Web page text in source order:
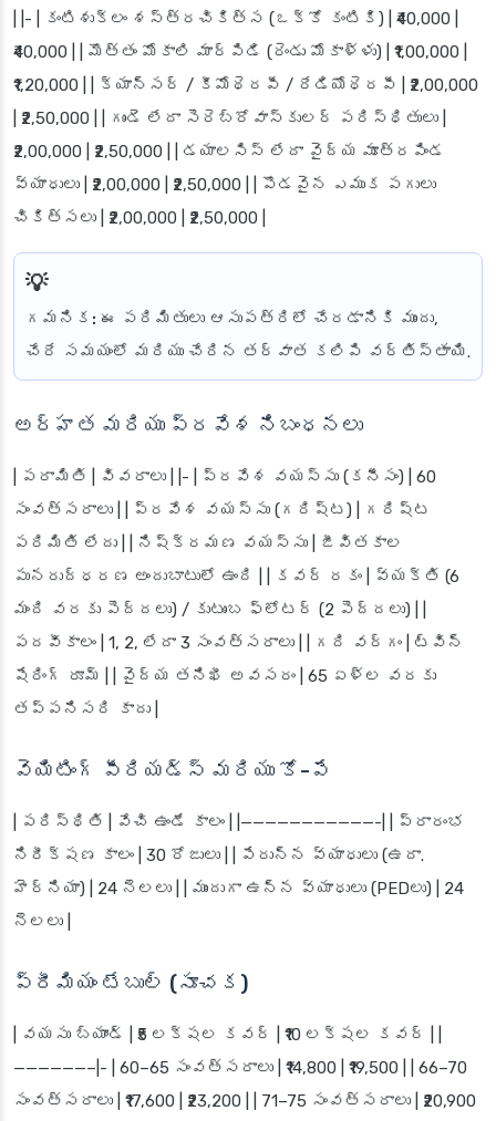
| |- | కంటిశుక్లం శస్త్రచికిత్స (ఒక్కో కంటికి) | ₹40,000 |
₹40,000 | | మొత్తం మోకాలి మార్పిడి (రెండు మోకాళ్ళు) | ₹1,00,000 |
₹1,20,000 | | క్యాన్సర్ / కీమోథెరపీ / రేడియోథెరపీ | ₹2,00,000
| ₹2,50,000 | | గుండె లేదా సెరెబ్రోవాస్కులర్ పరిస్థితులు |
₹2,00,000 | ₹2,50,000 | | డయాలసిస్ లేదా వైద్య మూత్రపిండ
వ్యాధులు | ₹2,00,000 | ₹2,50,000 | | పొడవైన ఎముక పగులు
చికిత్సలు | ₹2,00,000 | ₹2,50,000 |
గమనిక: ఈ పరిమితులు ఆసుపత్రిలో చేరడానికి ముందు,
చేరే సమయంలో మరియు చేరిన తర్వాత కలిపి వర్తిస్తాయి.
అర్హత మరియు ప్రవేశ నిబంధనలు
| పరామితి | వివరాలు | |- | ప్రవేశ వయస్సు (కనీసం) | 60
సంవత్సరాలు | | ప్రవేశ వయస్సు (గరిష్ట) | గరిష్ట
పరిమితి లేదు | | నిష్క్రమణ వయస్సు | జీవితకాల
పునరుద్ధరణ అందుబాటులో ఉంది | | కవర్ రకం | వ్యక్తి (6
మంది వరకు పెద్దలు) / కుటుంబ ఫ్లోటర్ (2 పెద్దలు) | |
పదవీకాలం | 1, 2, లేదా 3 సంవత్సరాలు | | గది వర్గం | ట్విన్
షేరింగ్ రూమ్ | | వైద్య తనిఖీ అవసరం | 65 ఏళ్ల వరకు
తప్పనిసరి కాదు |
వెయిటింగ్ పీరియడ్స్ మరియు కో-పే
| పరిస్థితి | వేచి ఉండే కాలం | |———————————-| | ప్రారంభ
నిరీక్షణ కాలం | 30 రోజులు | | పేరున్న వ్యాధులు (ఉదా.
హెర్నియా) | 24 నెలలు | | ముందుగా ఉన్న వ్యాధులు (PEDలు) | 24
నెలలు |
ప్రీమియం టేబుల్ (సూచక)
| వయసు బ్యాండ్ | ₹5 లక్షల కవర్ | ₹10 లక్షల కవర్ | |
——————–|- | 60–65 సంవత్సరాలు | ₹14,800 | ₹19,500 | | 66–70
సంవత్సరాలు | ₹17,600 | ₹23,200 | | 71–75 సంవత్సరాలు | ₹20,900